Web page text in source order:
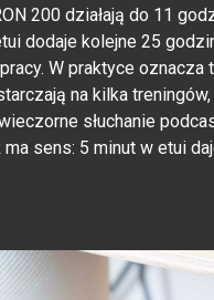
200 działają do 11
dodaje kolejne 25
W praktyce oznacza
na kilka
słuchanie
ma sens: 5 minut w etui